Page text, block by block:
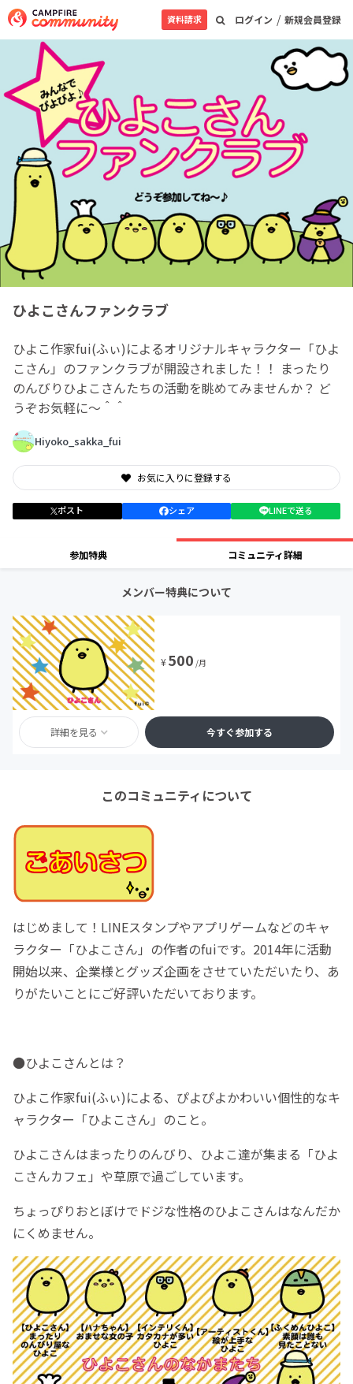
ログイン / 新規会員登録
資料請求
ひよこさんファンクラブ
ひよこ作家fui(ふぃ)によるオリジナルキャラクター「ひよ
こさん」のファンクラブが開設されました！！ まったり
のんびりひよこさんたちの活動を眺めてみませんか？ ど
うぞお気軽に〜＾＾
Hiyoko_sakka_fui
お気に入りに登録する
ポスト シェア LINEで送る
参加特典 コミュニティ詳細
メンバー特典について
¥500 /月
詳細を見る 今すぐ参加する
このコミュニティについて
はじめまして！LINEスタンプやアプリゲームなどのキャ
ラクター「ひよこさん」の作者のfuiです。2014年に活動
開始以来、企業様とグッズ企画をさせていただいたり、あ
りがたいことにご好評いただいております。
●ひよこさんとは？
ひよこ作家fui(ふぃ)による、ぴよぴよかわいい個性的なキ
ャラクター「ひよこさん」のこと。
ひよこさんはまったりのんびり、ひよこ達が集まる「ひよ
こさんカフェ」や草原で過ごしています。
ちょっぴりおとぼけでドジな性格のひよこさんはなんだか
にくめません。